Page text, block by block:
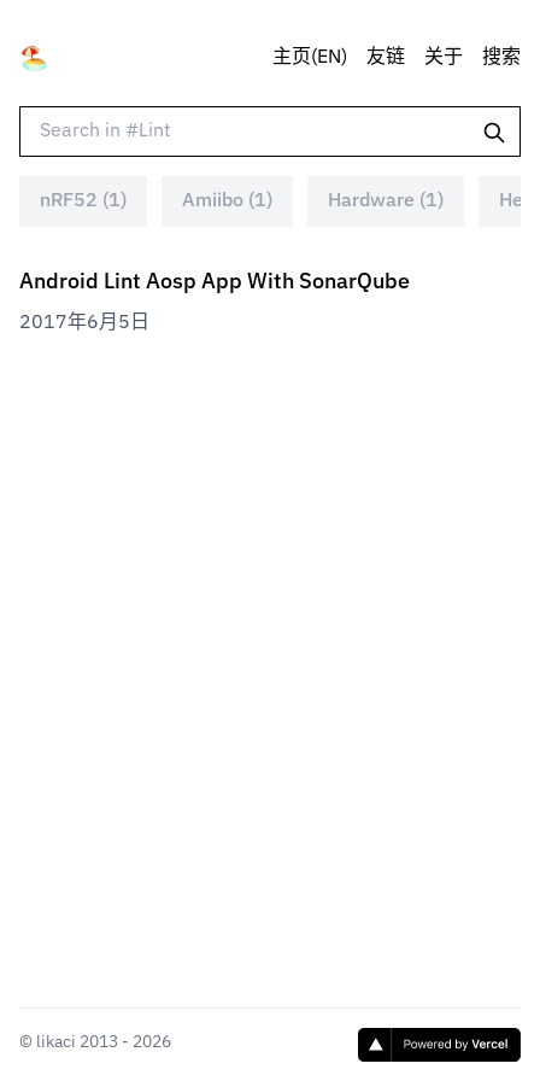
主页(EN) 友链 关于 搜索
nRF52 (1) Amiibo (1) Hardware (1)
Android Lint Aosp App With SonarQube
2017年6月5日
© likaci 2013 - 2026